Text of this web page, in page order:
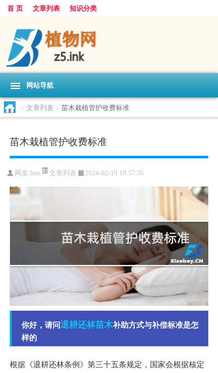
首 页 文章列表 知识分类
网站导航
> 文章列表 > 苗木栽植管护收费标准
苗木栽植管护收费标准
网友:lmz 文章列表 2024-02-19 10:57:35
你好，请问退耕还林苗木补助方式与补偿标准是怎
样的
根据《退耕还林条例》第三十五条规定，国家会根据核定